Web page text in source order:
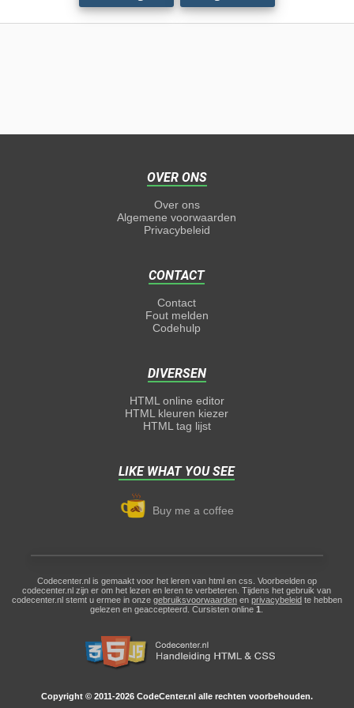
OVER ONS
Over ons
Algemene voorwaarden
Privacybeleid
CONTACT
Contact
Fout melden
Codehulp
DIVERSEN
HTML online editor
HTML kleuren kiezer
HTML tag lijst
LIKE WHAT YOU SEE
Buy me a coffee
Codecenter.nl is gemaakt voor het leren van html en css. Voorbeelden op
codecenter.nl zijn er om het lezen en leren te verbeteren. Tijdens het gebruik van
codecenter.nl stemt u ermee in onze gebruiksvoorwaardenen privacybeleidte hebben
gelezen en geaccepteerd. Cursisten online1
Copyright © 2011-2026 CodeCenter.nl alle rechten voorbehouden.